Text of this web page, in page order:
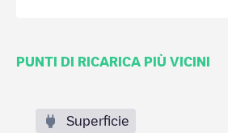
PUNTI DI RICARICA PIÙ VICINI
Superficie